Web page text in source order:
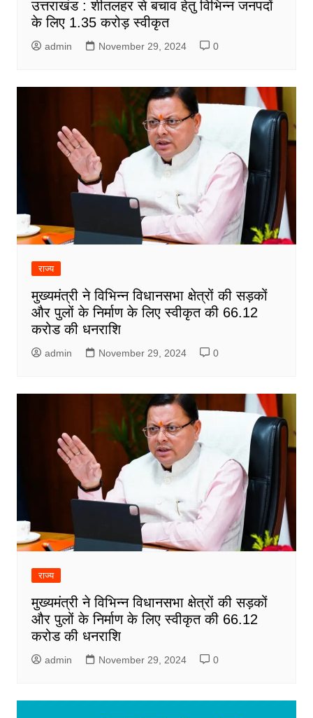
उत्तराखंड : शीतलहर से बचाव हेतु विभिन्न जनपदों
के लिए 1.35 करोड़ स्वीकृत
admin November 29, 2024 0
राज्य
मुख्यमंत्री ने विभिन्न विधानसभा क्षेत्रों की सड़कों
और पुलों के निर्माण के लिए स्वीकृत की 66.12
करोड की धनराशि
admin November 29, 2024 0
राज्य
मुख्यमंत्री ने विभिन्न विधानसभा क्षेत्रों की सड़कों
और पुलों के निर्माण के लिए स्वीकृत की 66.12
करोड की धनराशि
admin November 29, 2024 0